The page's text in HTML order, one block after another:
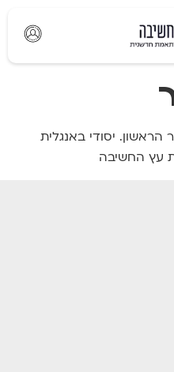
הראשון. יסודי באנגלית
עץ החשיבה